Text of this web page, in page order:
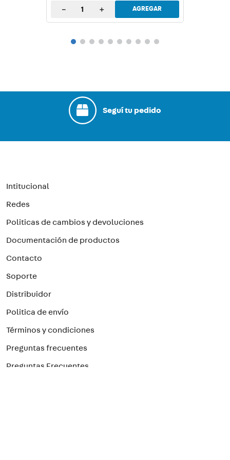
＋
－ AGREGAR
Seguí tu pedido
Intitucional
Redes
Politicas de cambios y devoluciones
Documentación de productos
Contacto
Soporte
Distribuidor
Politica de envío
Términos y condiciones
Preguntas frecuentes
Preguntas Frecuentes